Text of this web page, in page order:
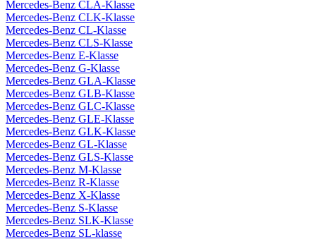
Mercedes-Benz CLA-Klasse
Mercedes-Benz CLK-Klasse
Mercedes-Benz CL-Klasse
Mercedes-Benz CLS-Klasse
Mercedes-Benz E-Klasse
Mercedes-Benz G-Klasse
Mercedes-Benz GLA-Klasse
Mercedes-Benz GLB-Klasse
Mercedes-Benz GLC-Klasse
Mercedes-Benz GLE-Klasse
Mercedes-Benz GLK-Klasse
Mercedes-Benz GL-Klasse
Mercedes-Benz GLS-Klasse
Mercedes-Benz M-Klasse
Mercedes-Benz R-Klasse
Mercedes-Benz X-Klasse
Mercedes-Benz S-Klasse
Mercedes-Benz SLK-Klasse
Mercedes-Benz SL-klasse